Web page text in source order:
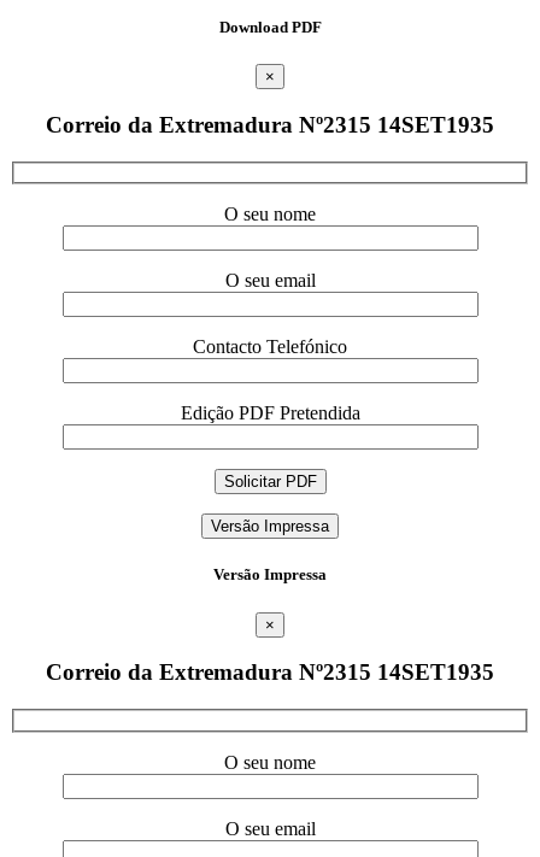
Download PDF
×
Correio da Extremadura Nº2315 14SET1935
O seu nome
O seu email
Contacto Telefónico
Edição PDF Pretendida
Versão Impressa
Versão Impressa
×
Correio da Extremadura Nº2315 14SET1935
O seu nome
O seu email